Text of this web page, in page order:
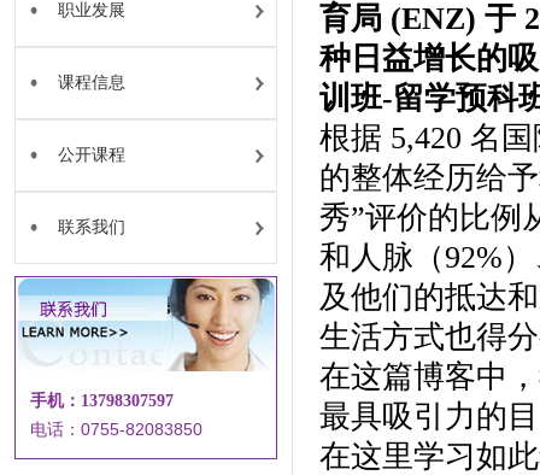
职业发展
课程信息
公开课程
联系我们
手机：13798307597
电话：0755-82083850
育局 (ENZ) 于
种日益增长的
训班-留学预科
根据 5,420 名
的整体经历给
秀”评价的比例
和人脉（92%
及他们的抵达
生活方式也得
在这篇博客中
最具吸引力的
在这里学习如